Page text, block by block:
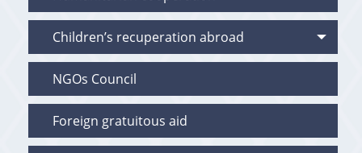
Children’s recuperation abroad
NGOs Council
Foreign gratuitous aid